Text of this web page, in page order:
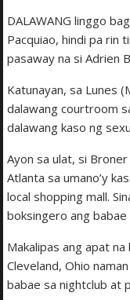
DALAWANG linggo
Pacquiao, hindi pa rin
pasaway na si Adrien
Katunayan, sa Lunes
dalawang courtroom
dalawang kaso ng
Ayon sa ulat, si
Atlanta sa umano’y
local shopping mall.
boksingero ang babae
Makalipas ang apat
Cleveland, Ohio
babae sa nightclub at